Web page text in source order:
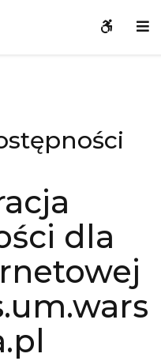
WCAG
dla